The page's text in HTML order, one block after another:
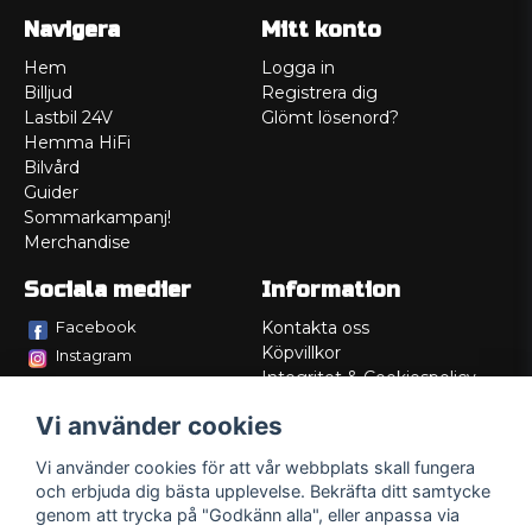
Navigera
Hem
Billjud
Lastbil 24V
Hemma HiFi
Bilvård
Guider
Sommarkampanj!
Merchandise
Mitt konto
Logga in
Registrera dig
Glömt lösenord?
Sociala medier
Facebook
Instagram
Information
Kontakta oss
Köpvillkor
Integritet & Cookiespolicy
Service/Garanti
Lådritning
Om oss
Vi använder cookies
Vi använder cookies för att vår webbplats skall fungera
och erbjuda dig bästa upplevelse. Bekräfta ditt samtycke
genom att trycka på "Godkänn alla", eller anpassa via